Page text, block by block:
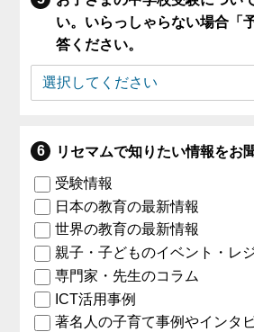
い。いらっしゃらない場合「
答ください。
リセマムで知りたい情報をお
受験情報
日本の教育の最新情報
世界の教育の最新情報
親子・子どものイベント・レ
専門家・先生のコラム
ICT活用事例
著名人の子育て事例やインタ